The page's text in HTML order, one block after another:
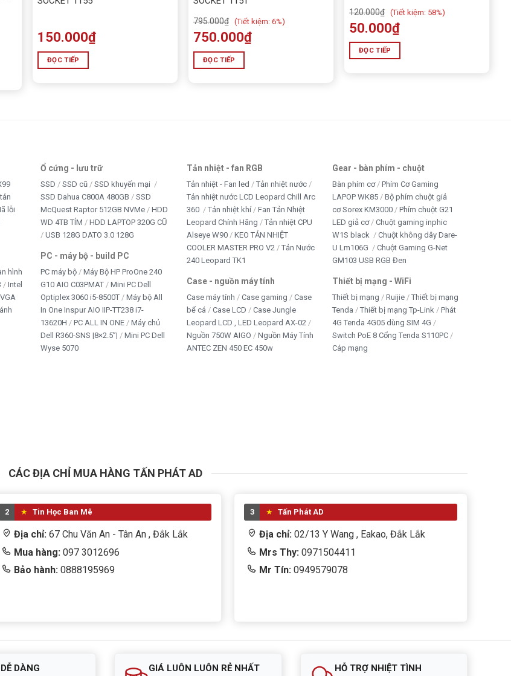
150.000₫
ĐỌC TIẾP
795.000₫ (Tiết kiệm: 6%)
750.000₫
ĐỌC TIẾP
120.000₫ (Tiết kiệm: 58%)
50.000₫
ĐỌC TIẾP
lỗi
hình
Intel
VGA
Ổ cứng - lưu trữ
SSD SSD cũ
SSD khuyến mại
SSD Dahua C800A 480GB
SSD
McQuest Raptor 512GB NVMe
HDD
WD 4TB TÍM
HDD LAPTOP 320G CŨ
USB 128G DATO 3.0 128G
PC - máy bộ - build PC
PC máy bộ
Máy Bộ HP ProOne 240
G10 AIO C03PMAT
Mini PC Dell
Optiplex 3060 i5-8500T
Máy bộ All
In One Inspur AIO IIP-TT238 i7-
13620H
PC ALL IN ONE
Máy chủ
Dell R360-SNS |8×2.5”|
Mini PC Dell
Wyse 5070
Tản nhiệt - fan RGB
Tản nhiệt - Fan led
Tản nhiệt nước
Tản nhiệt nước LCD Leopard Chill Arc
360
Tản nhiệt khí
Fan Tản Nhiệt
Leopard Chính Hãng
Tản nhiệt CPU
Alseye W90
KEO TẢN NHIỆT
COOLER MASTER PRO V2
Tản Nước
240 Leopard TK1
Case - nguồn máy tính
Case máy tính Case gaming
Case
bể cá
Case LCD
Case Jungle
Leopard LCD , LED Leopard AX-02
Nguồn 750W AIGO
Nguồn Máy Tính
ANTEC ZEN 450 EC 450w
Gear - bàn phím - chuột
Bàn phím cơ
Phím Cơ Gaming
LAPOP WK85
Bộ phím chuột giả
cơ Sorex KM3000
Phím chuột G21
LED giả cơ
Chuột gaming inphic
W1S black
Chuột không dây Dare-
U Lm106G
Chuột Gaming G-Net
GM103 USB RGB Đen
Thiết bị mạng - WiFi
Thiết bị mạng Ruijie
Thiết bị mạng
Tenda
Thiết bị mạng Tp-Link
Phát
4G Tenda 4G05 dùng SIM 4G
Switch PoE 8 Cổng Tenda S110PC
Cáp mạng
CÁC ĐỊA CHỈ MUA HÀNG TẤN PHÁT AD
2 Tin Học Ban Mê
Địa chỉ: 67 Chu Văn An - Tân An , Đắk Lắk
Mua hàng: 097 3012696
Bảo hành: 0888195969
3 Tấn Phát AD
Địa chỉ:02/13 Y Wang , Eakao, Đắk Lắk
Mrs Thy: 0971504411
Mr Tín: 0949579078
DÀNG GIÁ LUÔN LUÔN RẺ NHẤT HỖ TRỢ NHIỆT TÌNH